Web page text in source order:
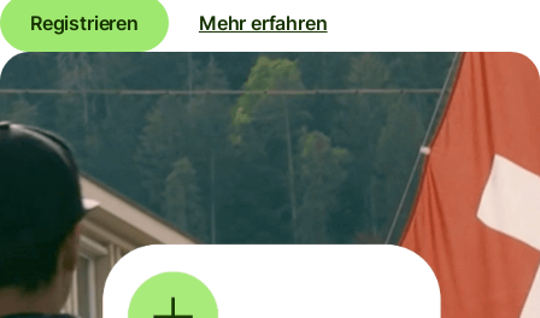
Registrieren Mehr erfahren